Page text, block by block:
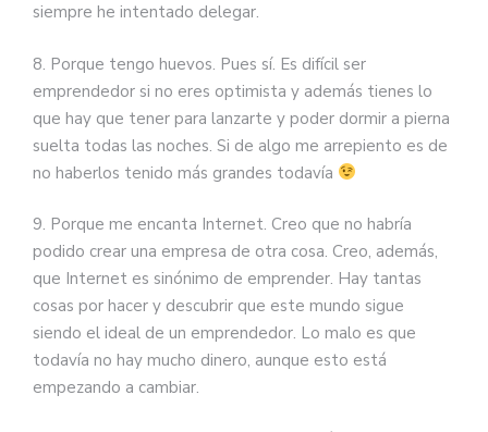
siempre he intentado delegar.
8. Porque tengo huevos. Pues sí. Es difícil ser
emprendedor si no eres optimista y además tienes lo
que hay que tener para lanzarte y poder dormir a pierna
suelta todas las noches. Si de algo me arrepiento es de
no haberlos tenido más grandes todavía
9. Porque me encanta Internet. Creo que no habría
podido crear una empresa de otra cosa. Creo, además,
que Internet es sinónimo de emprender. Hay tantas
cosas por hacer y descubrir que este mundo sigue
siendo el ideal de un emprendedor. Lo malo es que
todavía no hay mucho dinero, aunque esto está
empezando a cambiar.